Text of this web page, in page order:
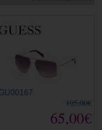
105,00€
65,00€